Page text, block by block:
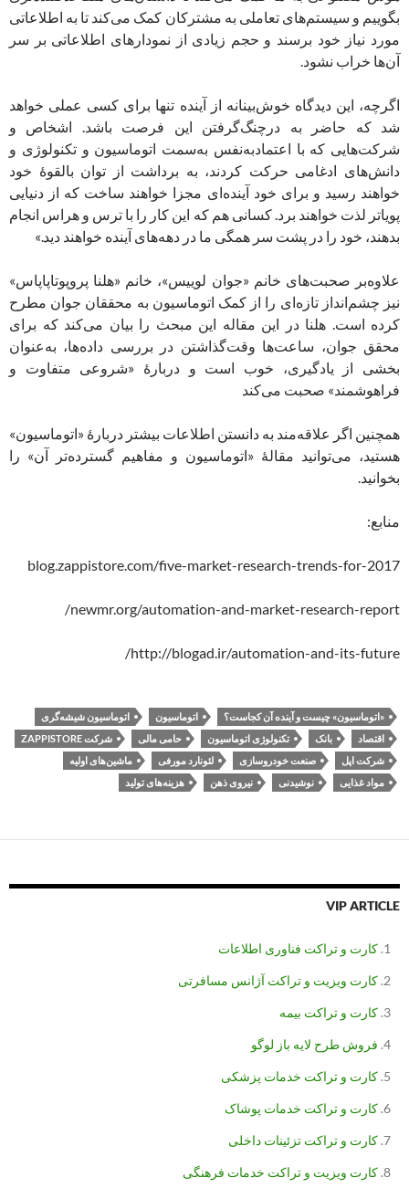
بگوییم و سیستم‌های تعاملی به مشترکان کمک می‌کند تا به اطلاعاتی
مورد نیاز خود برسند و حجم زیادی از نمودارهای اطلاعاتی بر سر
آن‌ها خراب نشود.
اگرچه، این دیدگاه خوش‌بینانه از آینده تنها برای کسی عملی خواهد
شد که حاضر به درچنگ‌گرفتن این فرصت باشد. اشخاص و
شرکت‌هایی که با اعتماد‌به‌نفس به‌سمت اتوماسیون و تکنولوژی و
دانش‌های ادغامی حرکت کردند، به برداشت از توان بالقوۀ خود
خواهند رسید و برای خود آینده‌ای مجزا خواهند ساخت که از دنیایی
پویاتر لذت خواهند برد. کسانی هم که این کار را با ترس و هراس انجام
بدهند، خود را در پشت سر همگی ما در دهه‌های آینده خواهند دید.»
علاوه‌بر صحبت‌های خانم «جوان لوییس»، خانم «هلنا پروپوتاپاپاس»
نیز چشم‌انداز تازه‌‌ای را از کمک اتوماسیون به محققان جوان مطرح
کرده است. هلنا در این مقاله این مبحث را بیان می‌کند که برای
محقق جوان، ساعت‌ها وقت‌گذاشتن در بررسی داده‌ها، به‌عنوان
بخشی از یادگیری، خوب است و دربارۀ «شروعی متفاوت و
فراهوشمند» صحبت می‌کند
همچنین اگر علاقه‌مند به دانستن اطلاعات بیشتر دربارۀ «اتوماسیون»
هستید، می‌توانید مقالۀ «اتوماسیون و مفاهیم گسترده‌تر آن» را
بخوانید.
منابع:
blog.zappistore.com/five-market-research-trends-for-2017
newmr.org/automation-and-market-research-report/
http://blogad.ir/automation-and-its-future/
«اتوماسیون» چیست و آینده آن کجاست؟ اتوماسیون
اتوماسیون شیشه‌گری
اقتصاد
بانک تکنولوژی اتوماسیون حامی مالی
شرکت ZAPPISTORE
شرکت اپل
صنعت خودروسازی لئونارد مورفی
ماشین‌های اولیه
مواد غذایی
نوشیدنی نیروی ذهن هزینه‌های تولید
VIP ARTICLE
کارت و تراکت فناوری اطلاعات
کارت ویزیت و تراکت آژانس مسافرتی
کارت و تراکت بیمه
فروش طرح لایه باز لوگو
کارت و تراکت خدمات پزشکی
کارت و تراکت خدمات پوشاک
کارت و تراکت تزئینات داخلی
کارت ویزیت و تراکت خدمات فرهنگی